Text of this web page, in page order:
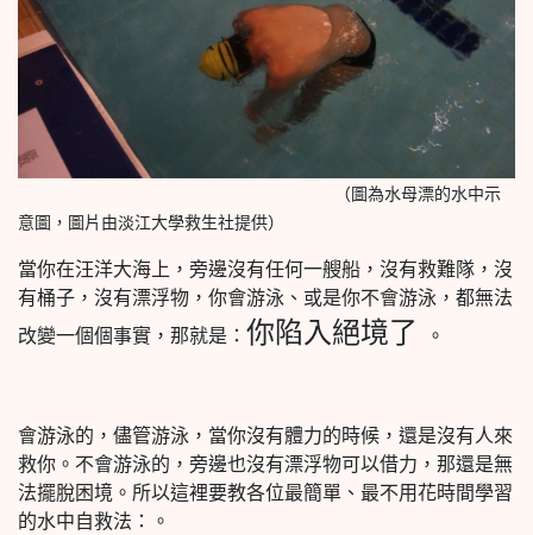
（圖為水母漂的水中示
意圖，圖片由淡江大學救生社提供）
當你在汪洋大海上，旁邊沒有任何一艘船，沒有救難隊，沒
有桶子，沒有漂浮物，你會游泳、或是你不會游泳，都無法
改變一個個事實，那就是： 你陷入絕境了 。
會游泳的，儘管游泳，當你沒有體力的時候，還是沒有人來
救你。不會游泳的，旁邊也沒有漂浮物可以借力，那還是無
法擺脫困境。所以這裡要教各位最簡單、最不用花時間學習
的水中自救法：。